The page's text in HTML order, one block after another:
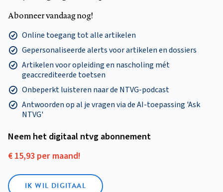
Abonneer vandaag nog!
Online toegang tot alle artikelen
Gepersonaliseerde alerts voor artikelen en dossiers
Artikelen voor opleiding en nascholing mét
geaccrediteerde toetsen
Onbeperkt luisteren naar de NTVG-podcast
Antwoorden op al je vragen via de AI-toepassing 'Ask
NTVG'
Neem het digitaal ntvg abonnement
€ 15,93 per maand!
IK WIL DIGITAAL